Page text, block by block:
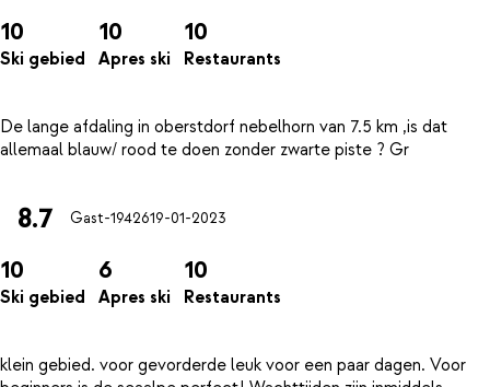
10
Ski gebied
10
Apres ski
10
Restaurants
De lange afdaling in oberstdorf nebelhorn van 7.5 km ,is dat
8.7 Gast-1942619-01-2023
10
Ski gebied
6
Apres ski
10
Restaurants
klein gebied. voor gevorderde leuk voor een paar dagen. Voor